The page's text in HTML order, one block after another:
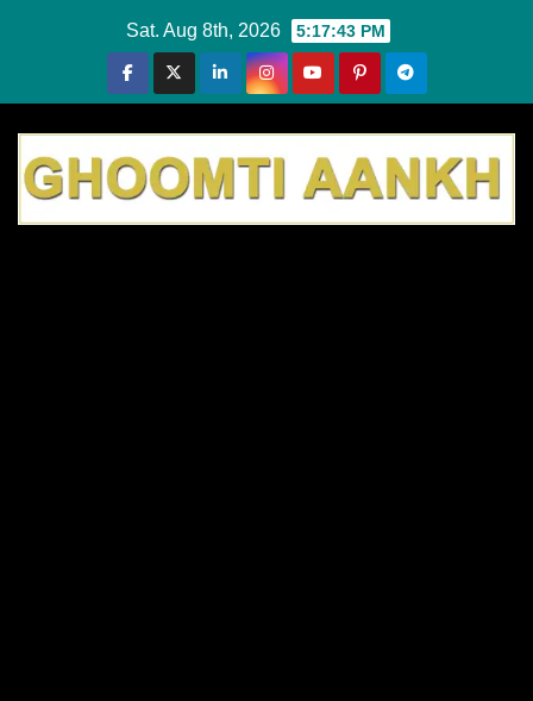
Sat. Aug 8th, 2026 5:17:44 PM